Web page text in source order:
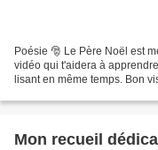
Poésie 🎅 Le Père Noël est
vidéo qui t'aidera à
lisant en même temps. Bon
Mon recueil